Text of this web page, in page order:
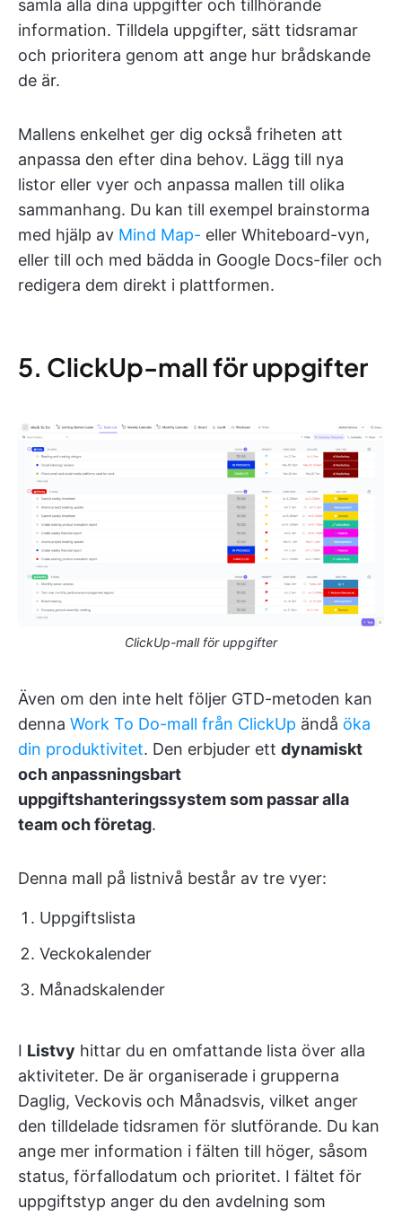
samla alla dina uppgifter och tillhörande
information. Tilldela uppgifter, sätt tidsramar
och prioritera genom att ange hur brådskande
de är.
Mallens enkelhet ger dig också friheten att
anpassa den efter dina behov. Lägg till nya
listor eller vyer och anpassa mallen till olika
sammanhang. Du kan till exempel brainstorma
med hjälp av Mind Map- eller Whiteboard-vyn,
eller till och med bädda in Google Docs-filer och
redigera dem direkt i plattformen.
5. ClickUp-mall för uppgifter
ClickUp-mall för uppgifter
Även om den inte helt följer GTD-metoden kan
denna Work To Do-mall från ClickUp ändå öka
din produktivitet. Den erbjuder ett dynamiskt
och anpassningsbart
uppgiftshanteringssystem som passar alla
team och företag.
Denna mall på listnivå består av tre vyer:
Uppgiftslista
Veckokalender
Månadskalender
I Listvy hittar du en omfattande lista över alla
aktiviteter. De är organiserade i grupperna
Daglig, Veckovis och Månadsvis, vilket anger
den tilldelade tidsramen för slutförande. Du kan
ange mer information i fälten till höger, såsom
status, förfallodatum och prioritet. I fältet för
uppgiftstyp anger du den avdelning som